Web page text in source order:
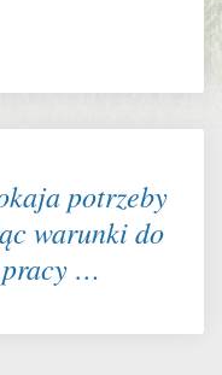
potrzeby
warunki do
…